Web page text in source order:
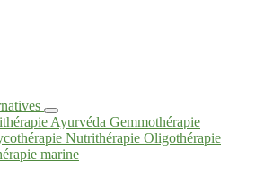
Ayurvéda Gemmothérapie
Nutrithérapie Oligothérapie
marine